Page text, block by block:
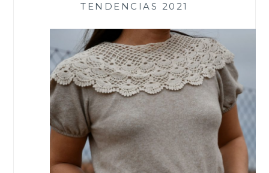
TENDENCIAS 2021